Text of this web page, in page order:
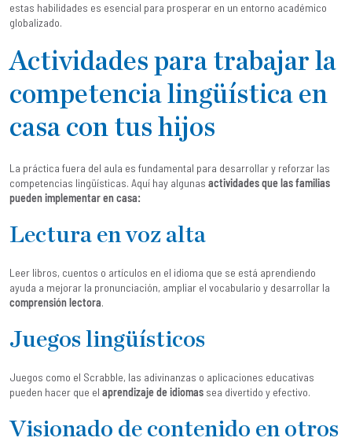
estas habilidades es esencial para prosperar en un entorno académico
globalizado.
Actividades para trabajar la
competencia lingüística en
casa con tus hijos
La práctica fuera del aula es fundamental para desarrollar y reforzar las
competencias lingüísticas. Aquí hay algunas actividades que las familias
pueden implementar en casa:
Lectura en voz alta
Leer libros, cuentos o artículos en el idioma que se está aprendiendo
ayuda a mejorar la pronunciación, ampliar el vocabulario y desarrollar la
comprensión lectora.
Juegos lingüísticos
Juegos como el Scrabble, las adivinanzas o aplicaciones educativas
pueden hacer que el aprendizaje de idiomas sea divertido y efectivo.
Visionado de contenido en otros